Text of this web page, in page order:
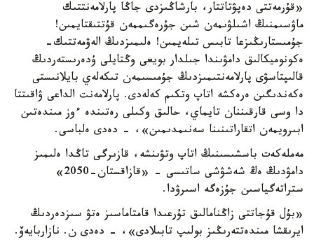
«قۇرمەتتى دەپۋتاتتار، بارشاڭىزدى جاڭا پارلامەنتتىك
ماۋسىمنىڭ اشىلۋىمەن شىن جۇرەگىممەن قۇتتىقتايمىن!
جۇمىستارىڭىزعا تابىس تىلەيمىن! ەلىمىزدىڭ الەۋمەتتىك-
ەكونوميكالىق دامۋىندا جىلدار بويعى وڭتايلى ۇدەرىستەردىڭ
قالىپتاسۋى پارلامەنتىمىزدىڭ جۇمىسىمەن تىكەلەي بايلانىستى
ەكەندىگىن ەرەكشە اتاپ وتكىم كەلەدى. پارلامەنت الداعى ۋاقىتتا
دا وسى قارقىننان تايماي، حالىق وكىلى رەتىندە ءوز مىندەتىن
ابىرويمەن اتقاراتىنىنا سەنىمدىمىن»، - دەدى ەلباسى.
مەملەكەت باسشىسىنىڭ اتاپ وتۋىنشە، قازىرگى تاڭدا ەلىمىز
دامۋدىڭ ەڭ شەشۋشى ساتىسى - «قازاقستان-2050»
ستراتەگياسىن جۇزەگە اسىرۋدا.
«بۇل قۇجاتتى زاڭنامالىق تۇرعىدا قامتاماسىز ەتۋ سىزدەردىڭ
ايرىقشا مىندەتتەرىڭىز بولىپ تابىلادى»، - دەدى ن. نازاربايەۆ.